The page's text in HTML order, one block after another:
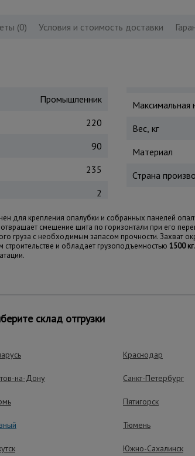
(0) Условия и стоимость доставки
Промышленник
220
90
235
2
Максимальная
Вес, кг
Материал
Страна
для крепления опалубки и собранных панелей
смещение щита по горизонтали при его
груза с необходимым запасом прочности. Захват
и обладает грузоподъемностью 1500 кг
преимущества –
склад отгрузки
Краснодар
на-Дону Санкт-Петербург
Пятигорск
Тюмень
Южно-Сахалинск